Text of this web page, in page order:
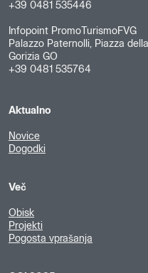
+39 0481 535446
Infopoint PromoTurismoFVG
Palazzo Paternolli, Piazza
Gorizia GO
+39 0481 535764
Aktualno
Novice
Dogodki
Več
Obisk
Projekti
Pogosta vprašanja